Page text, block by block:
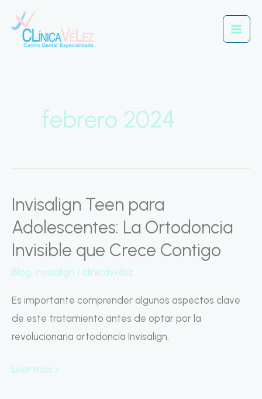
contenido
febrero 2024
Invisalign Teen para
Adolescentes: La Ortodoncia
Invisible que Crece Contigo
Blog, Invisalign / clinicavelez
Es importante comprender algunos aspectos clave
de este tratamiento antes de optar por la
revolucionaria ortodoncia Invisalign.
Invisalign
Teen
Adolescentes:
La
Contigo
Leer más »